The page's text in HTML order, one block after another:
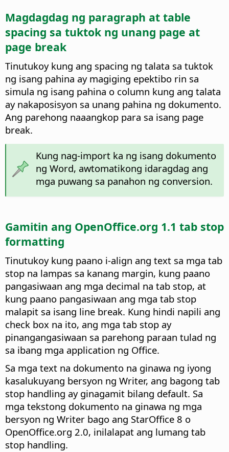
Magdagdag ng paragraph at table
spacing sa tuktok ng unang page at
page break
Tinutukoy kung ang spacing ng talata sa tuktok
ng isang pahina ay magiging epektibo rin sa
simula ng isang pahina o column kung ang talata
ay nakaposisyon sa unang pahina ng dokumento.
Ang parehong naaangkop para sa isang page
break.
Kung nag-import ka ng isang dokumento
ng Word, awtomatikong idaragdag ang
mga puwang sa panahon ng conversion.
Gamitin ang OpenOffice.org 1.1 tab stop
formatting
Tinutukoy kung paano i-align ang text sa mga tab
stop na lampas sa kanang margin, kung paano
pangasiwaan ang mga decimal na tab stop, at
kung paano pangasiwaan ang mga tab stop
malapit sa isang line break. Kung hindi napili ang
check box na ito, ang mga tab stop ay
pinangangasiwaan sa parehong paraan tulad ng
sa ibang mga application ng Office.
Sa mga text na dokumento na ginawa ng iyong
kasalukuyang bersyon ng Writer, ang bagong tab
stop handling ay ginagamit bilang default. Sa
mga tekstong dokumento na ginawa ng mga
bersyon ng Writer bago ang StarOffice 8 o
OpenOffice.org 2.0, inilalapat ang lumang tab
stop handling.